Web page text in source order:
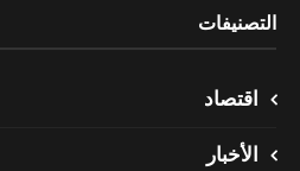
التصنيفات
اقتصاد
الأخبار